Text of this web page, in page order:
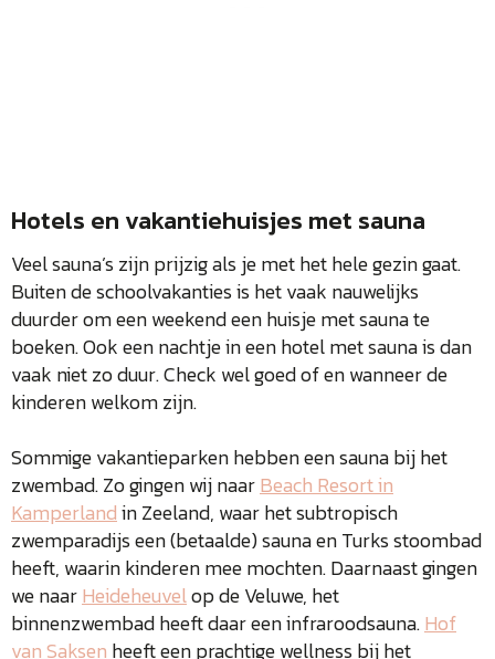
Hotels en vakantiehuisjes met sauna
Veel sauna’s zijn prijzig als je met het hele gezin gaat.
Buiten de schoolvakanties is het vaak nauwelijks
duurder om een weekend een huisje met sauna te
boeken. Ook een nachtje in een hotel met sauna is dan
vaak niet zo duur. Check wel goed of en wanneer de
kinderen welkom zijn.
Sommige vakantieparken hebben een sauna bij het
zwembad. Zo gingen wij naarBeach Resort in
Kamperlandin Zeeland, waar het subtropisch
zwemparadijs een (betaalde) sauna en Turks stoombad
heeft, waarin kinderen mee mochten. Daarnaast gingen
we naarHeideheuvelop de Veluwe, het
binnenzwembad heeft daar een infraroodsauna.Hof
van Saksen heeft een prachtige wellness bij het